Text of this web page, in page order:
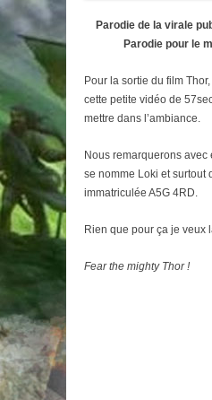
Parodie de la virale
Parodie pour le
Pour la sortie du film
cette petite vidéo de
mettre dans l’ambiance.
Nous remarquerons
se nomme Loki et surtout
immatriculée A5G 4RD.
Rien que pour ça je veux
Fear the mighty Thor !